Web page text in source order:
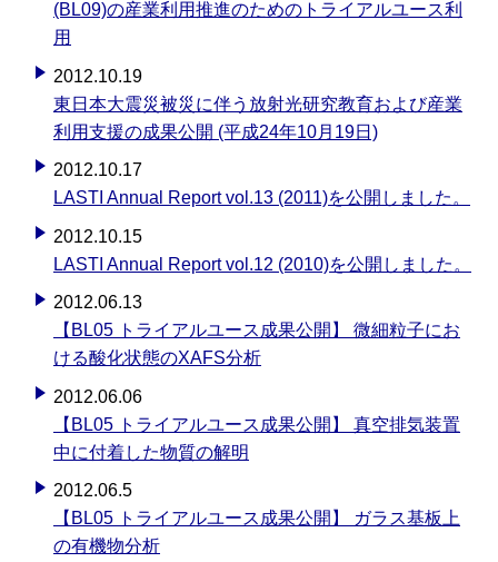
(BL09)の産業利用推進のためのトライアルユース利
用
2012.10.19
東日本大震災被災に伴う放射光研究教育および産業
利用支援の成果公開 (平成24年10月19日)
2012.10.17
LASTI Annual Report vol.13 (2011)を公開しました。
2012.10.15
LASTI Annual Report vol.12 (2010)を公開しました。
2012.06.13
【BL05 トライアルユース成果公開】 微細粒子にお
ける酸化状態のXAFS分析
2012.06.06
【BL05 トライアルユース成果公開】 真空排気装置
中に付着した物質の解明
2012.06.5
【BL05 トライアルユース成果公開】 ガラス基板上
の有機物分析